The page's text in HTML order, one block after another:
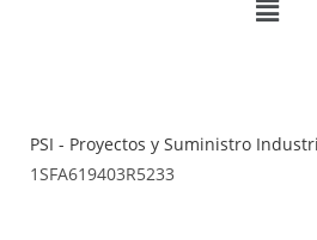
PSI - Proyectos y Suministro
1SFA619403R5233